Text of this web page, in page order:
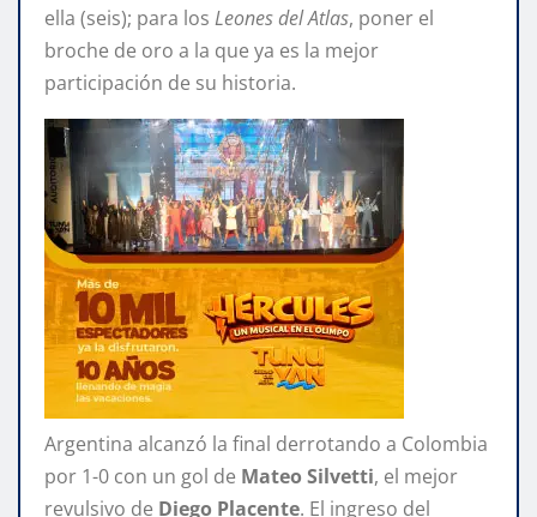
ella (seis); para los Leones del Atlas, poner el
broche de oro a la que ya es la mejor
participación de su historia.
Argentina alcanzó la final derrotando a Colombia
por 1-0 con un gol de Mateo Silvetti, el mejor
revulsivo de Diego Placente. El ingreso del